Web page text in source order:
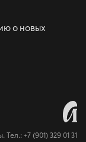
о новых
Тел.: +7 (901) 329 01 31